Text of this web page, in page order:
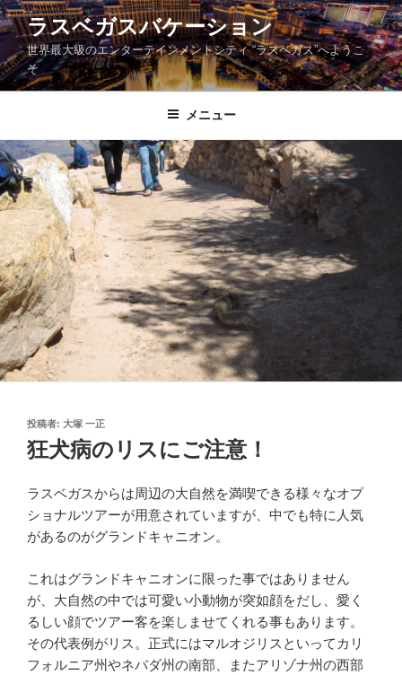
コ
ン
テ
ン
ツ
ス
キ
ッ
プ
ラスベガスバケーション
世界最大級のエンターテインメントシティ “ラスベガス”へようこ
そ
メニュー
投
稿
日:
投稿者: 大塚 一正
狂犬病のリスにご注意！
ラスベガスからは周辺の大自然を満喫できる様々なオプ
ショナルツアーが用意されていますが、中でも特に人気
があるのがグランドキャニオン。
これはグランドキャニオンに限った事ではありません
が、大自然の中では可愛い小動物が突如顔をだし、愛く
るしい顔でツアー客を楽しませてくれる事もあります。
その代表例がリス。正式にはマルオジリスといってカリ
フォルニア州やネバダ州の南部、またアリゾナ州の西部